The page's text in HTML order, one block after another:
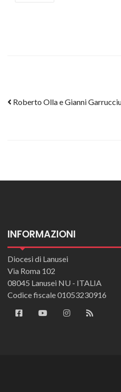
Post
Roberto Olla e Gianni
INFORMAZIONI
Diocesi di Lanusei
Via Roma 102
08045 Lanusei NU - ITALIA
Codice fiscale 01053230916